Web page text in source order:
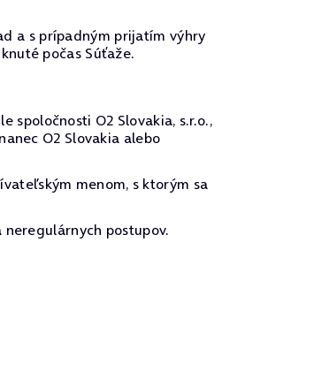
a s prípadným prijatím výhry
počas Súťaže.
O2 Slovakia, s.r.o.,
O2 Slovakia alebo
menom, s ktorým sa
postupov.